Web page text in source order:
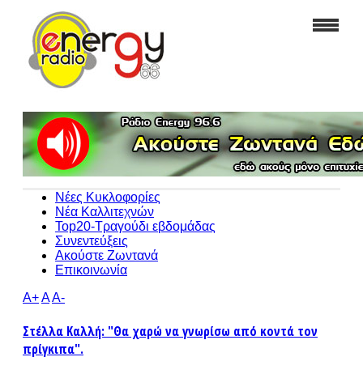
Νέες Κυκλοφορίες
Νέα Καλλιτεχνών
Top20-Τραγούδι εβδομάδας
Συνεντεύξεις
Ακούστε Ζωντανά
Επικοινωνία
A+AA-
Στέλλα Καλλή: "Θα χαρώ να γνωρίσω από κοντά τον
πρίγκιπα".